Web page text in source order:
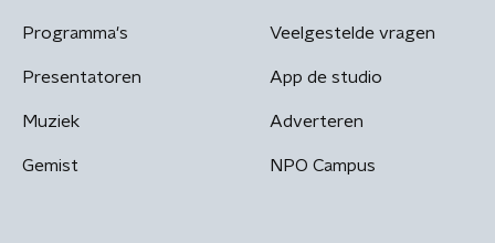
Programma's
Presentatoren
Muziek
Gemist
Veelgestelde vragen
App de studio
Adverteren
NPO Campus